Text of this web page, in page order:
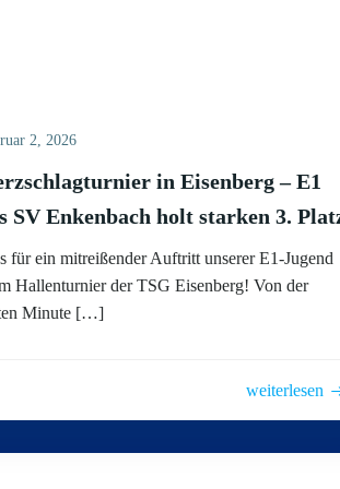
2, 2026
in Eisenberg – E1
SV Enkenbach holt starken 3.
für ein mitreißender Auftritt unserer E1-Jugend
Hallenturnier der TSG Eisenberg! Von der
Minute […]
weiterlesen